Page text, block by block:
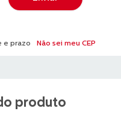
Não sei meu CEP
produto